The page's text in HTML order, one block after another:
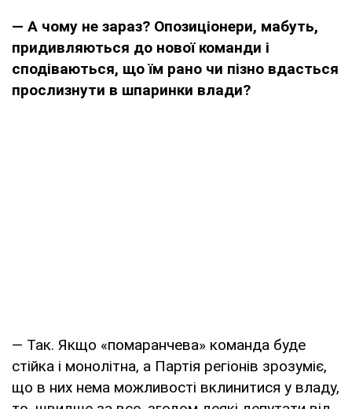
— А чому не зараз? Опозиціонери, мабуть,
придивляються до нової команди і
сподіваються, що їм рано чи пізно вдасться
прослизнути в шпаринки влади?
— Так. Якщо «помаранчева» команда буде
стійка і монолітна, а Партія регіонів зрозуміє,
що в них нема можливості вклинитися у владу,